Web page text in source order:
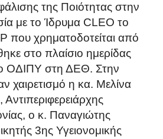
της Ποιότητας στην
με το Ίδρυμα CLEO το
που χρηματοδοτείται από
στο πλαίσιο ημερίδας
ΟΔΙΠΥ στη ΔΕΘ. Στην
χαιρετισμό η κα. Μελίνα
ο κ. Παναγιώτης
3ης Υγειονομικής